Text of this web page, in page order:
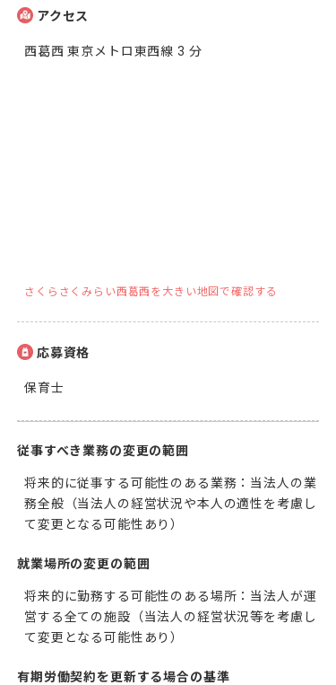
アクセス
西葛西 東京メトロ東西線 3 分
さくらさくみらい西葛西を大きい地図で確認する
応募資格
保育士
従事すべき業務の変更の範囲
将来的に従事する可能性のある業務：当法人の業
務全般（当法人の経営状況や本人の適性を考慮し
て変更となる可能性あり）
就業場所の変更の範囲
将来的に勤務する可能性のある場所：当法人が運
営する全ての施設（当法人の経営状況等を考慮し
て変更となる可能性あり）
有期労働契約を更新する場合の基準